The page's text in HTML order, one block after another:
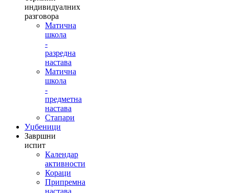
индивидуалних
разговора
Матична
школа
-
разредна
настава
Матична
школа
-
предметна
настава
Стапари
Уџбеници
Завршни
испит
Календар
активности
Кораци
Припремна